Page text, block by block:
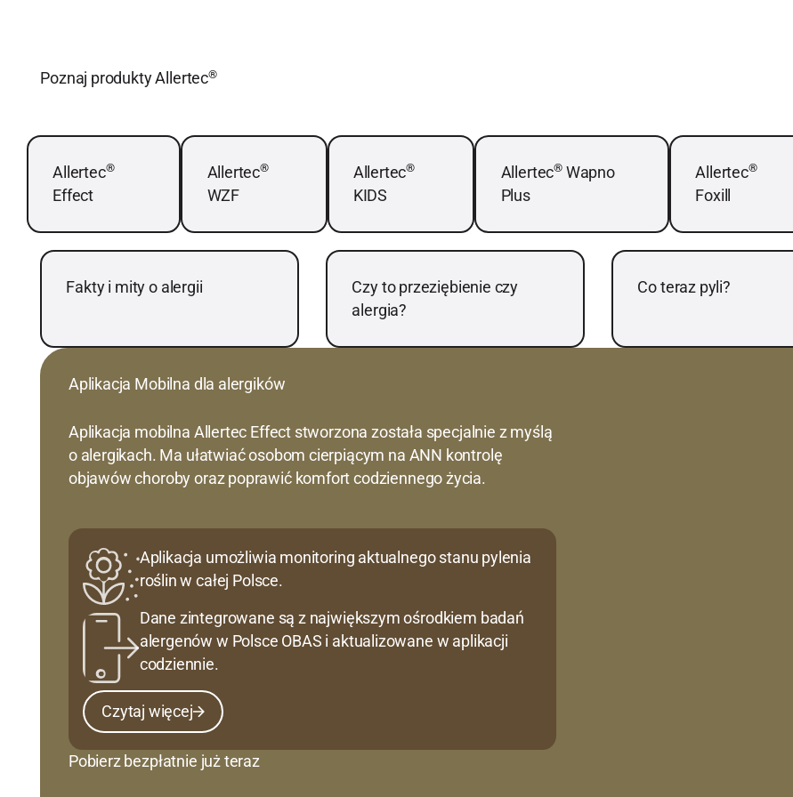
Poznaj produkty Allertec®
Allertec®
Effect
Dowiedz się więcej
Allertec®
WZF
Dowiedz się więcej
Allertec®
KIDS
Dowiedz się więcej
Allertec® Wapno
Plus
Dowiedz się więcej
Allertec®
Foxill
Dowiedz się więcej
Fakty i mity o alergii
Dowiedz się więcej
Czy to przeziębienie czy
alergia?
Dowiedz się więcej
Co teraz pyli?
Dowiedz się więcej
Aplikacja Mobilna dla alergików
Aplikacja mobilna Allertec Effect stworzona została specjalnie z myślą
o alergikach. Ma ułatwiać osobom cierpiącym na ANN kontrolę
objawów choroby oraz poprawić komfort codziennego życia.
Aplikacja umożliwia monitoring aktualnego stanu pylenia
roślin w całej Polsce.
Dane zintegrowane są z największym ośrodkiem badań
alergenów w Polsce OBAS i aktualizowane w aplikacji
codziennie.
Czytaj więcej
Czytaj więcej
Pobierz bezpłatnie już teraz